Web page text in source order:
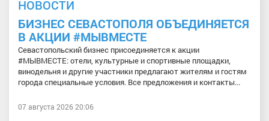
НОВОСТИ
БИЗНЕС СЕВАСТОПОЛЯ ОБЪЕДИНЯЕТСЯ
В АКЦИИ #МЫВМЕСТЕ
Севастопольский бизнес присоединяется к акции
#МЫВМЕСТЕ: отели, культурные и спортивные площадки,
винодельня и другие участники предлагают жителям и гостям
города специальные условия. Все предложения и контакты...
07 августа 2026 20:06